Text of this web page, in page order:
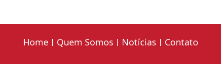
Home Quem Somos Notícias Contato